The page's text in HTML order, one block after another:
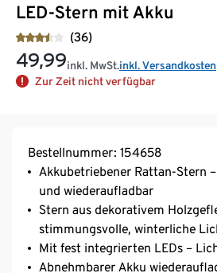
LED-Stern mit Akku
(36)
49,99inkl. MwSt.inkl. Versandkosten
Zur Zeit nicht verfügbar
Bestellnummer: 154658
Akkubetriebener Rattan-Stern
und wiederaufladbar
Stern aus dekorativem
stimmungsvolle, winterliche
Mit fest integrierten LEDs –
Abnehmbarer Akku